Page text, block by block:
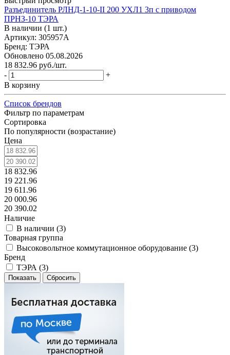
Разъединитель РЛНД-1-10-II 200 УХЛ1 3п с приводом
ПРНЗ-10 ТЭРА
В наличии (1 шт.)
Артикул: 305957А
Бренд: ТЭРА
Обновлено 05.08.2026
18 832.96 руб./шт.
-
+
В корзину
Список брендов
Фильтр по параметрам
Сортировка
По популярности (возрастание)
Цена
18 832.96
19 221.96
19 611.96
20 000.96
20 390.02
Наличие
В наличии (3)
Товарная группа
Высоковольтное коммутационное оборудование (3)
Бренд
ТЭРА (3)
Сбросить